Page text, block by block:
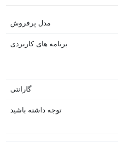
مدل پرفروش
برنامه های کاربردی
گارانتی
توجه داشته باشید